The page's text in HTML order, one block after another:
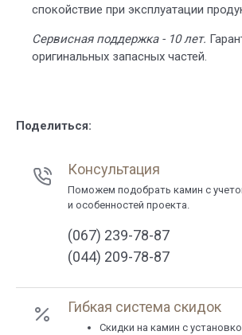
спокойствие при эксплуатации
Сервисная поддержка - 10 лет.
оригинальных запасных частей.
Поделиться:
Консультация
Поможем подобрать камин с
и особенностей проекта.
(067) 239-78-87
(044) 209-78-87
Гибкая система скидок
Cкидки на камин с